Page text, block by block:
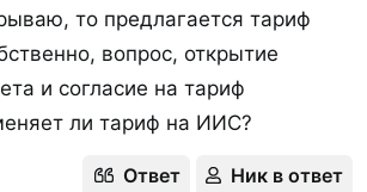
то предлагается тариф
вопрос, открытие
и согласие на тариф
ли тариф на ИИС?
Ответ Ник в ответ